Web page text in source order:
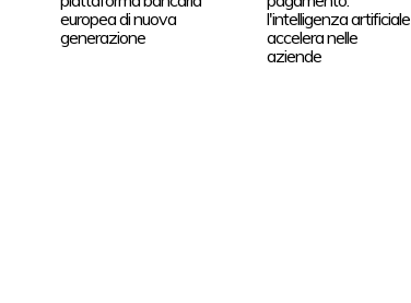
europea di nuova
generazione
l'intelligenza artificiale
accelera nelle
aziende